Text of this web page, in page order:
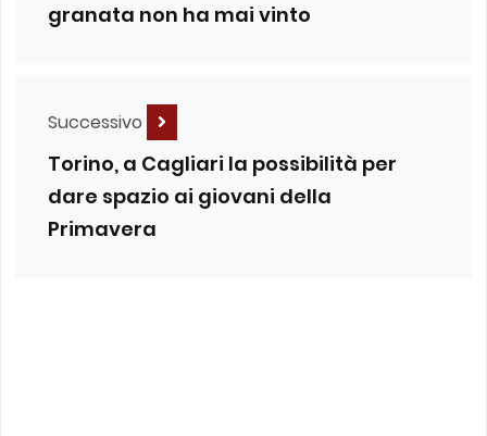
granata non ha mai vinto
Successivo
Torino, a Cagliari la possibilità per
dare spazio ai giovani della
Primavera